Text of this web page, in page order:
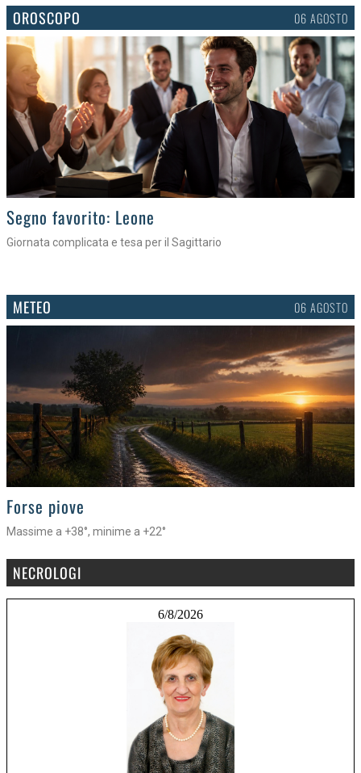
OROSCOPO 06 AGOSTO
>
Segno favorito: Leone
Giornata complicata e tesa per il Sagittario
METEO 06 AGOSTO
>
Forse piove
Massime a +38°, minime a +22°
NECROLOGI
6/8/2026